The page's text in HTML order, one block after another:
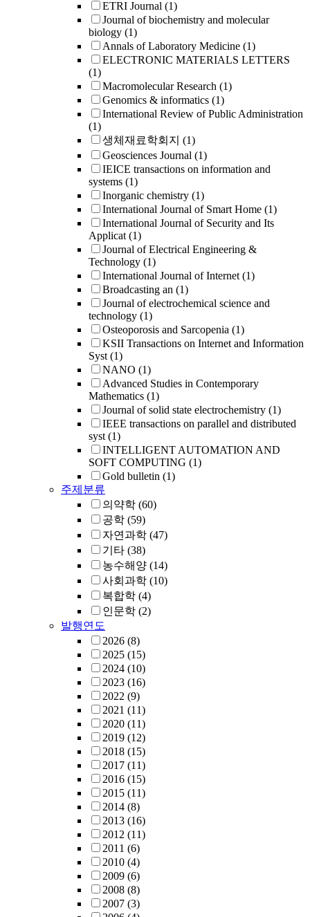
ETRI Journal (1)
Journal of biochemistry and molecular
biology (1)
Annals of Laboratory Medicine (1)
ELECTRONIC MATERIALS LETTERS
(1)
Macromolecular Research (1)
Genomics & informatics (1)
International Review of Public Administration
(1)
생체재료학회지 (1)
Geosciences Journal (1)
IEICE transactions on information and
systems (1)
Inorganic chemistry (1)
International Journal of Smart Home (1)
International Journal of Security and Its
Applicat (1)
Journal of Electrical Engineering &
Technology (1)
International Journal of Internet (1)
Broadcasting an (1)
Journal of electrochemical science and
technology (1)
Osteoporosis and Sarcopenia (1)
KSII Transactions on Internet and Information
Syst (1)
NANO (1)
Advanced Studies in Contemporary
Mathematics (1)
Journal of solid state electrochemistry (1)
IEEE transactions on parallel and distributed
syst (1)
INTELLIGENT AUTOMATION AND
SOFT COMPUTING (1)
Gold bulletin (1)
주제분류
의약학 (60)
공학 (59)
자연과학 (47)
기타 (38)
농수해양 (14)
사회과학 (10)
복합학 (4)
인문학 (2)
발행연도
2026 (8)
2025 (15)
2024 (10)
2023 (16)
2022 (9)
2021 (11)
2020 (11)
2019 (12)
2018 (15)
2017 (11)
2016 (15)
2015 (11)
2014 (8)
2013 (16)
2012 (11)
2011 (6)
2010 (4)
2009 (6)
2008 (8)
2007 (3)